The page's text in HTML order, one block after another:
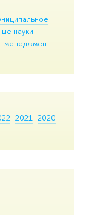
науки
менеджмент
2021
2020